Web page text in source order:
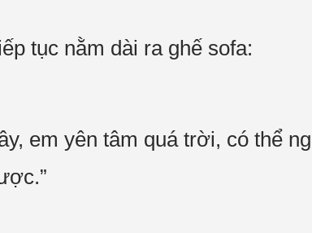
tục nằm dài ra ghế sofa:
em yên tâm quá trời, có thể